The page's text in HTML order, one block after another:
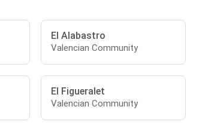
El Alabastro
Valencian Community
El Figueralet
Valencian Community